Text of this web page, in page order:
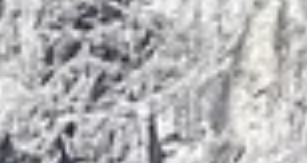
NEWSLETTER
CONTACTO